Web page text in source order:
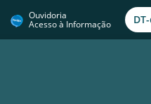
Ouvidoria
Acesso à Informação